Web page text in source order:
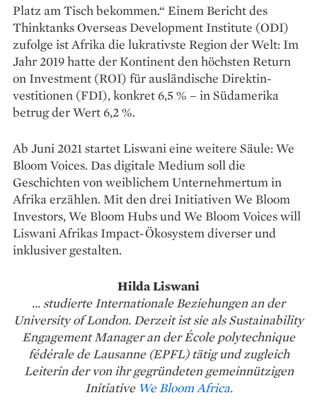
Platz am Tisch bekommen.“ Einem Bericht des
Thinktanks Overseas Development Institute (ODI)
zufolge ist Afrika die lukrativste Region der Welt: Im
Jahr 2019 hatte der Kontinent den höchsten Return
on Investment (ROI) für aus­ländische Direktin­
vestitionen (FDI), ­konkret 6,5 % – in Südamerika
betrug der Wert 6,2 %.
Ab Juni 2021 startet Liswani eine weitere Säule: We
Bloom Voices. Das digitale Medium soll die
Geschichten von weiblichem Unter­nehmertum in
Afrika erzählen. Mit den drei Initiativen We Bloom
Investors, We Bloom Hubs und We Bloom Voices will
Liswani Afrikas Impact-Ökosystem diverser und
inklusiver gestalten.
Hilda Liswani
... studierte Internationale Beziehungen an der
University of Lon­­don. Derzeit ist sie als Sustainability
Engagement Manager an der École polytechnique
fédérale de Lausanne (EPFL) tätig und zugleich
Leiterin der von ihr gegründeten gemeinnützigen
Initiative We Bloom Africa.